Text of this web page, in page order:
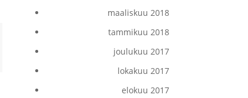
maaliskuu 2018
tammikuu 2018
joulukuu 2017
lokakuu 2017
elokuu 2017